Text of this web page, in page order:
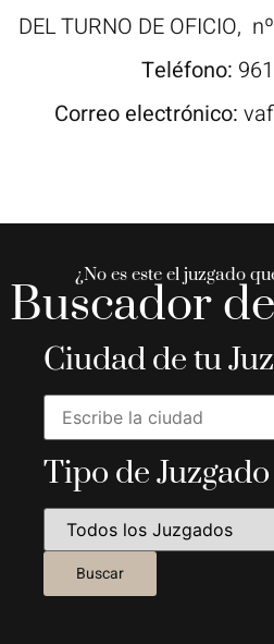
DEL TURNO DE OFICIO,
Teléfono:
Correo electrónico:
¿No es este el juzgado
Buscador
Ciudad de tu
Tipo de Juzgado